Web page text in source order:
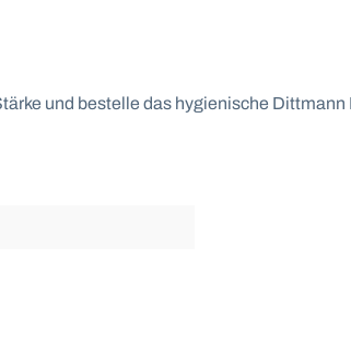
und bestelle das hygienische